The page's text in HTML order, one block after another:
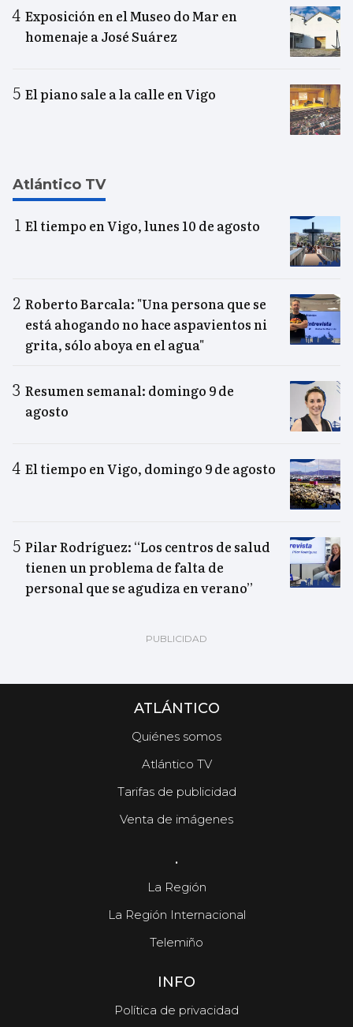
Exposición en el Museo do Mar en
homenaje a José Suárez
El piano sale a la calle en Vigo
Atlántico TV
El tiempo en Vigo, lunes 10 de agosto
Roberto Barcala: "Una persona que se
está ahogando no hace aspavientos ni
grita, sólo aboya en el agua"
Resumen semanal: domingo 9 de
agosto
El tiempo en Vigo, domingo 9 de agosto
Pilar Rodríguez: “Los centros de salud
tienen un problema de falta de
personal que se agudiza en verano”
ATLÁNTICO
Quiénes somos
Atlántico TV
Tarifas de publicidad
Venta de imágenes
.
La Región
La Región Internacional
Telemiño
INFO
Política de privacidad